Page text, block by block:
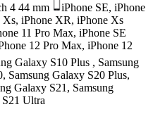
4 44 mm
iPhone SE, iPhone
Xs, iPhone XR, iPhone Xs
11 Pro Max, iPhone SE
12 Pro Max, iPhone 12
Galaxy S10 Plus , Samsung
Samsung Galaxy S20 Plus,
Galaxy S21, Samsung
Ultra